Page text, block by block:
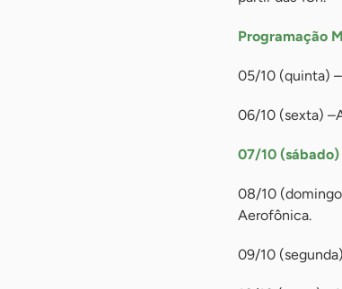
Programação
05/10 (quinta)
06/10 (sexta)
07/10
08/10
Aerofônica.
09/10